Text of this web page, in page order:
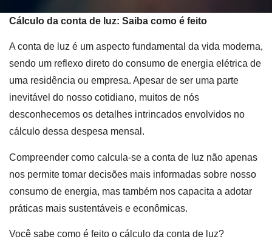
Cálculo da conta de luz: Saiba como é feito
A conta de luz é um aspecto fundamental da vida moderna,
sendo um reflexo direto do consumo de energia elétrica de
uma residência ou empresa. Apesar de ser uma parte
inevitável do nosso cotidiano, muitos de nós
desconhecemos os detalhes intrincados envolvidos no
cálculo dessa despesa mensal.
Compreender como calcula-se a conta de luz não apenas
nos permite tomar decisões mais informadas sobre nosso
consumo de energia, mas também nos capacita a adotar
práticas mais sustentáveis e econômicas.
Você sabe como é feito o cálculo da conta de luz?